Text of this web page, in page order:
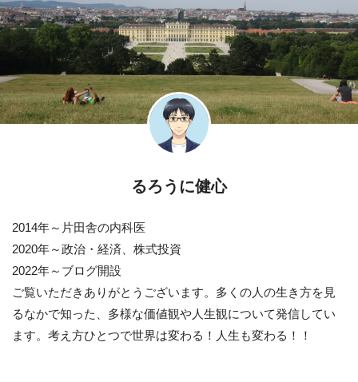
るろうに健心
2014年～片田舎の内科医
2020年～政治・経済、株式投資
2022年～ブログ開設
ご覧いただきありがとうございます。多くの人の生き方を見
るなかで知った、多様な価値観や人生観について発信してい
ます。考え方ひとつで世界は変わる！人生も変わる！！